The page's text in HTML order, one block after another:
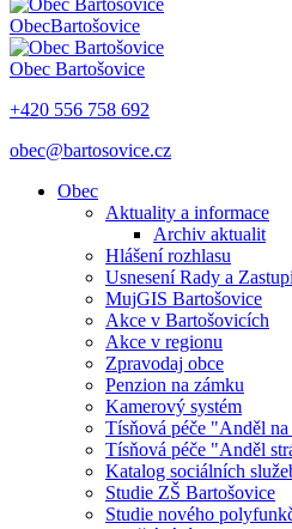
ObecBartošovice
Obec Bartošovice
+420 556 758 692
obec@bartosovice.cz
Obec
Aktuality a informace
Archiv aktualit
Hlášení rozhlasu
Usnesení Rady a
MujGIS Bartošovice
Akce v Bartošovicích
Akce v regionu
Zpravodaj obce
Penzion na zámku
Kamerový systém
Tísňová péče "Anděl na
Tísňová péče "Anděl
Katalog sociálních
Studie ZŠ Bartošovice
Studie nového